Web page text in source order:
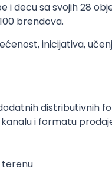
decu sa svojih 28
brendova.
inicijativa,
distributivnih
i formatu
terenu